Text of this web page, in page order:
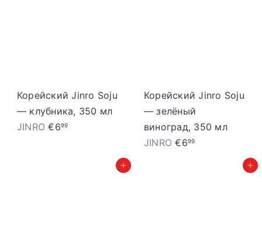
Корейский Jinro Soju
— клубника, 350 мл
JINRO€699
Корейский Jinro Soju
— зелёный
виноград, 350 мл
JINRO€699
Добавить в корзину Добавить в корзину